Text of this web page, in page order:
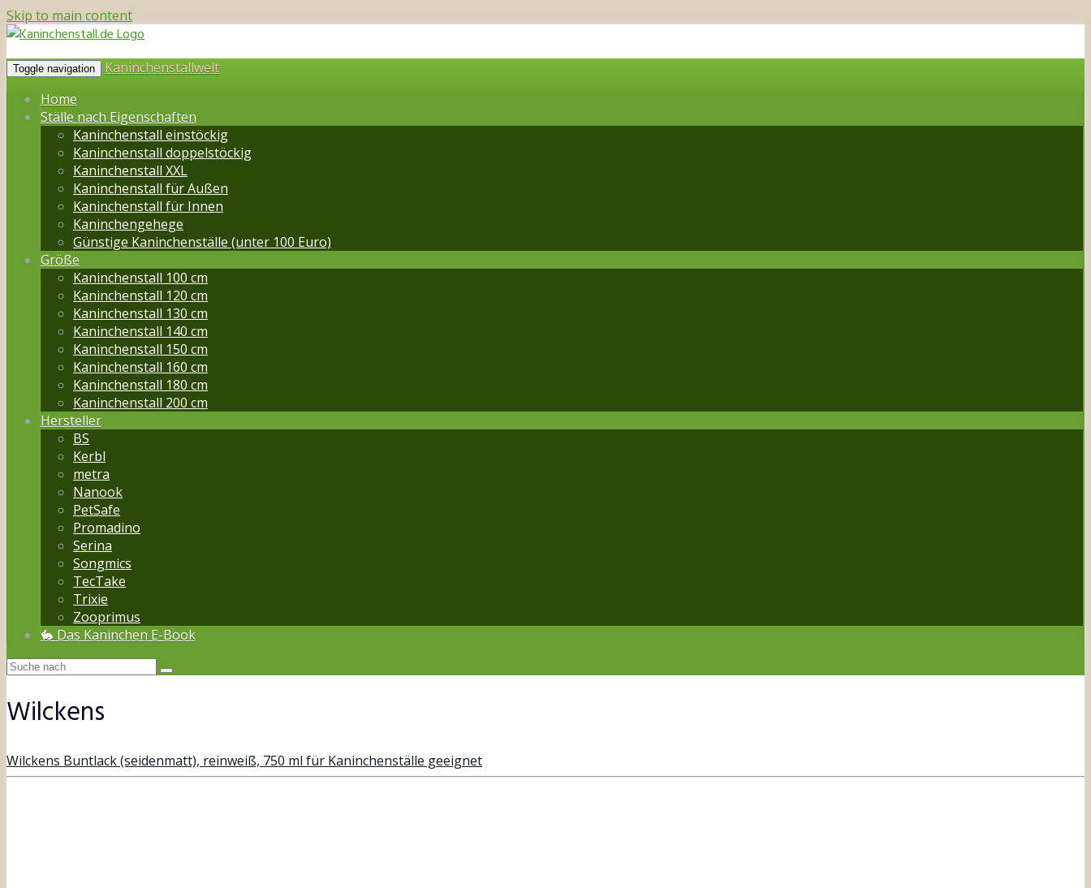
Skip to main content
Toggle navigation
Kaninchenstallwelt
Home
Ställe nach Eigenschaften
Kaninchenstall einstöckig
Kaninchenstall doppelstöckig
Kaninchenstall XXL
Kaninchenstall für Außen
Kaninchenstall für Innen
Kaninchengehege
Günstige Kaninchenställe (unter 100 Euro)
Größe
Kaninchenstall 100 cm
Kaninchenstall 120 cm
Kaninchenstall 130 cm
Kaninchenstall 140 cm
Kaninchenstall 150 cm
Kaninchenstall 160 cm
Kaninchenstall 180 cm
Kaninchenstall 200 cm
Hersteller
BS
Kerbl
metra
Nanook
PetSafe
Promadino
Serina
Songmics
TecTake
Trixie
Zooprimus
🐇 Das Kaninchen E-Book
Wilckens
Wilckens Buntlack (seidenmatt), reinweiß, 750 ml für Kaninchenställe geeignet